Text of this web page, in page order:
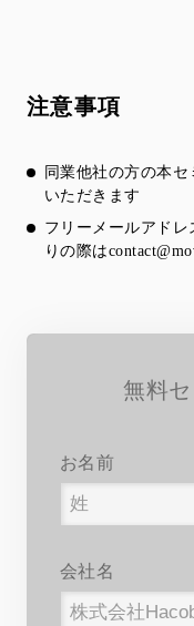
注意事項
同業他社の方の本
いただきます
フリーメールアドレ
りの際は
無料
お名前
会社名